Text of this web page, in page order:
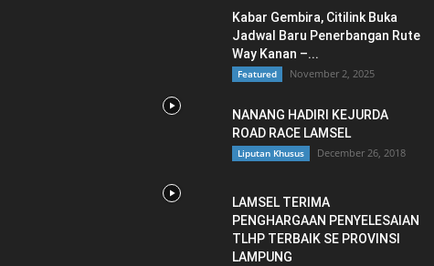
Kabar Gembira, Citilink Buka
Jadwal Baru Penerbangan Rute
Way Kanan –...
Featured November 2, 2025
NANANG HADIRI KEJURDA
ROAD RACE LAMSEL
Liputan Khusus December 26, 2018
LAMSEL TERIMA
PENGHARGAAN PENYELESAIAN
TLHP TERBAIK SE PROVINSI
LAMPUNG